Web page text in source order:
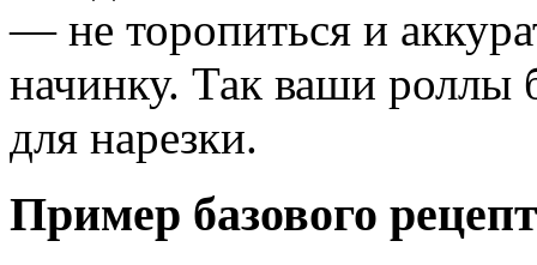
— не торопиться и
начинку. Так ваши
для нарезки.
Пример базового